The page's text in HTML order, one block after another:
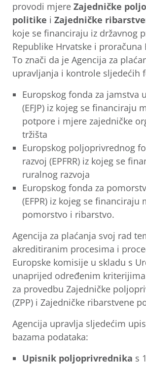
provodi mjere Zajedničke
politike i Zajedničke
koje se financiraju iz državnog
Republike Hrvatske i proračuna
To znači da je Agencija za
upravljanja i kontrole sljedećih
Europskog fonda za jamstva
(EFJP) iz kojeg se financiraju
potpore i mjere zajedničke
tržišta
Europskog poljoprivrednog
razvoj (EPFRR) iz kojeg se
ruralnog razvoja
Europskog fonda za
(EFPR) iz kojeg se financiraju
pomorstvo i ribarstvo.
Agencija za plaćanja svoj rad
akreditiranim procesima i
Europske komisije u skladu s
unaprijed određenim
za provedbu Zajedničke
(ZPP) i Zajedničke ribarstvene
Agencija upravlja sljedećim
bazama podataka:
Upisnik poljoprivrednika s